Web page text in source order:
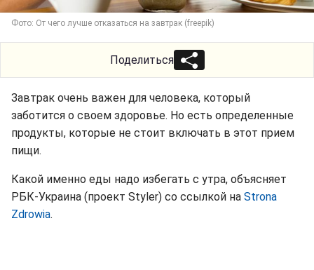
Фото: От чего лучше отказаться на завтрак (freepik)
Поделиться
Завтрак очень важен для человека, который
заботится о своем здоровье. Но есть определенные
продукты, которые не стоит включать в этот прием
пищи.
Какой именно еды надо избегать с утра, объясняет
РБК-Украина (проект Styler) со ссылкой на Strona
Zdrowia.